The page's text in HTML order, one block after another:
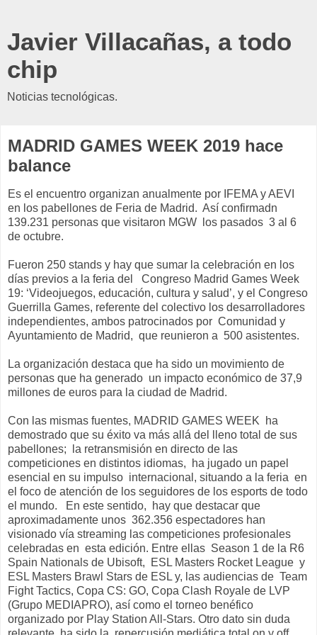
Javier Villacañas, a todo
chip
Noticias tecnológicas.
MADRID GAMES WEEK 2019 hace
balance
Es el encuentro organizan anualmente por IFEMA y AEVI
en los pabellones de Feria de Madrid. Así confirmadn
139.231 personas que visitaron MGW los pasados 3 al 6
de octubre.
Fueron 250 stands y hay que sumar la celebración en los
días previos a la feria del Congreso Madrid Games Week
19: ‘Videojuegos, educación, cultura y salud’, y el Congreso
Guerrilla Games, referente del colectivo los desarrolladores
independientes, ambos patrocinados por Comunidad y
Ayuntamiento de Madrid, que reunieron a 500 asistentes.
La organización destaca que ha sido un movimiento de
personas que ha generado un impacto económico de 37,9
millones de euros para la ciudad de Madrid.
Con las mismas fuentes, MADRID GAMES WEEK ha
demostrado que su éxito va más allá del lleno total de sus
pabellones; la retransmisión en directo de las
competiciones en distintos idiomas, ha jugado un papel
esencial en su impulso internacional, situando a la feria en
el foco de atención de los seguidores de los esports de todo
el mundo. En este sentido, hay que destacar que
aproximadamente unos 362.356 espectadores han
visionado vía streaming las competiciones profesionales
celebradas en esta edición. Entre ellas Season 1 de la R6
Spain Nationals de Ubisoft, ESL Masters Rocket League y
ESL Masters Brawl Stars de ESL y, las audiencias de Team
Fight Tactics, Copa CS: GO, Copa Clash Royale de LVP
(Grupo MEDIAPRO), así como el torneo benéfico
organizado por Play Station All-Stars. Otro dato sin duda